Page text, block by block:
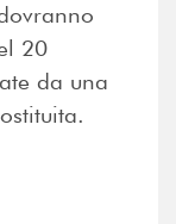
20
da una